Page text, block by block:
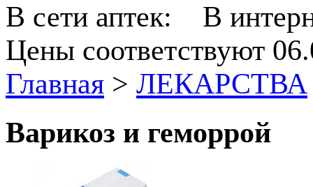
В сети аптек:
В
Цены соответствуют
Главная > ЛЕКАРСТВА
Варикоз и геморрой